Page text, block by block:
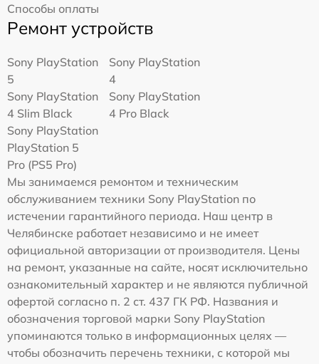
Способы оплаты
Ремонт устройств
Sony PlayStation
5
Sony PlayStation
4
Sony PlayStation
4 Slim Black
Sony PlayStation
4 Pro Black
Sony PlayStation
PlayStation 5
Pro (PS5 Pro)
Мы занимаемся ремонтом и техническим
обслуживанием техники Sony PlayStation по
истечении гарантийного периода. Наш центр в
Челябинске работает независимо и не имеет
официальной авторизации от производителя. Цены
на ремонт, указанные на сайте, носят исключительно
ознакомительный характер и не являются публичной
офертой согласно п. 2 ст. 437 ГК РФ. Названия и
обозначения торговой марки Sony PlayStation
упоминаются только в информационных целях —
чтобы обозначить перечень техники, с которой мы